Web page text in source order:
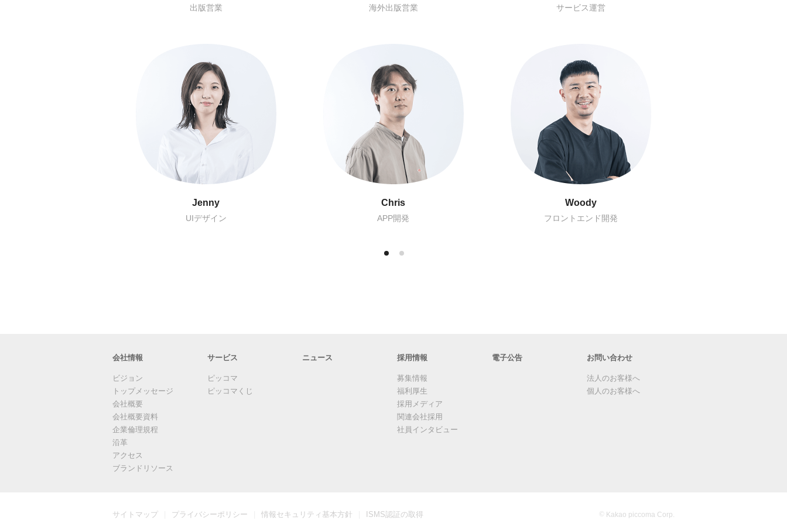
サービス運営
Woody
フロントエンド開発
マーケティング ローカライズPM
Olly
マーケティング
Toby
財務経理
会社情報
ビジョン
トップメッセージ
会社概要
会社概要資料
企業倫理規程
沿革
アクセス
ブランドリソース
ニュース 電子公告
サービス
ピッコマ
ピッコマくじ
採用情報
募集情報
福利厚生
採用メディア
関連会社採用
社員インタビュー
お問い合わせ
法人のお客様へ
個人のお客様へ
サイトマップ プライバシーポリシー 情報セキュリティ基本方針 ISMS認証の取得 © Kakao piccoma Corp.